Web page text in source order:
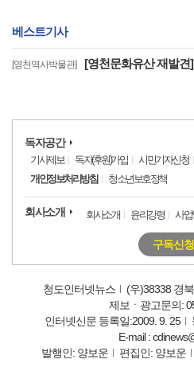
베스트기사
[영천역사박물관] [영천문화유산 재발견] 『포은선생속집
독자공간
기사제보 독자(후원)가입 시민기자신청
개인정보처리방침
청소년보호정책
회사소개 회사소개 윤리강령 사업
구독신청
청도인터넷뉴스
(우)38338 경
제보ㆍ광고문의:
인터넷신문 등록일:2009. 9. 25
E-mail :
발행인: 양보운
편집인: 양보운